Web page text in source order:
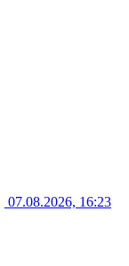
07.08.2026, 16:23